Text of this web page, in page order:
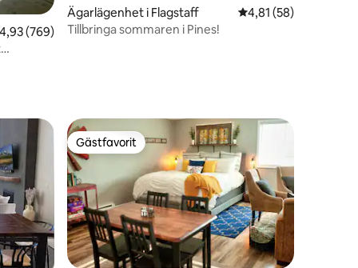
av 5 i genomsnittligt betyg, 769 omdömen
4,93 (769)
Ägarlägenhet i Flagstaff 4,81 av 5 i
4,81 (58)
Tillbringa sommaren i Pines!
Gästfavorit
Gästfavorit